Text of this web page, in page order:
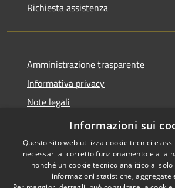
Richiesta assistenza
Amministrazione trasparente
Informativa privacy
Note legali
Dichiarazione di accessibilità
Informazioni sui
Questo sito web utilizza cookie tecnici e
necessari al corretto funzionamento e alla
nonché un cookie tecnico analitico al
informazioni statistiche, aggregate